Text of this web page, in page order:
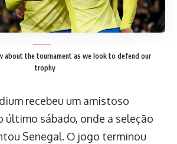
about the tournament as we look to defend our
trophy
recebeu um amistoso
último sábado, onde a seleção
Senegal. O jogo terminou